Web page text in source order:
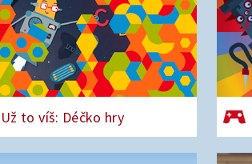
Už to víš: Déčko hry